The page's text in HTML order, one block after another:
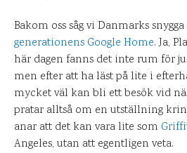
Bakom oss såg vi Danmarks
generationens Google Home. Ja,
här dagen fanns det inte rum för
men efter att ha läst på lite i
mycket väl kan bli ett besök vid
pratar alltså om en utställning
anar att det kan vara lite som
Angeles, utan att egentligen veta.